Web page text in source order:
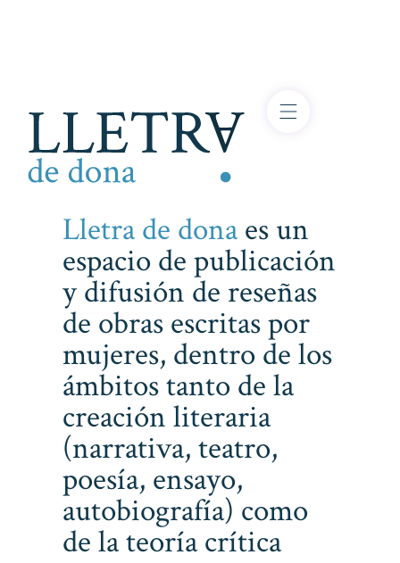
Lletra de donaes un
espacio de publicación
y difusión de reseñas
de obras escritas por
mujeres, dentro de los
ámbitos tanto de la
creación literaria
(narrativa, teatro,
poesía, ensayo,
autobiografía) como
de la teoría crítica